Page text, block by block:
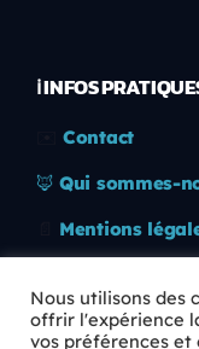
ℹ️ INFOS
Contact
🦊 Qui sommes-
Mentions
🛡️ RGPD
Nous utilisons des
offrir l'expérience
vos préférences et